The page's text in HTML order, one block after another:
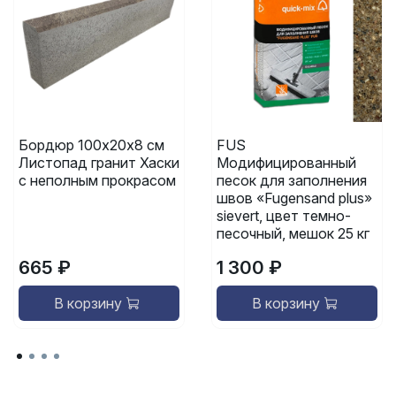
Бордюр 100х20х8 см
Листопад гранит Хаски
с неполным прокрасом
665 ₽
В корзину
FUS
Модифицированный
песок для заполнения
швов «Fugensand plus»
sievert, цвет темно-
песочный, мешок 25 кг
1 300 ₽
В корзину